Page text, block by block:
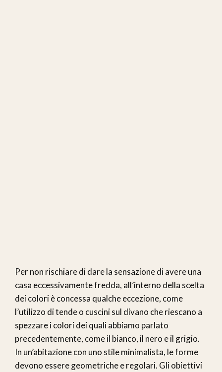
Per non rischiare di dare la sensazione di avere una
casa eccessivamente fredda, all’interno della scelta
dei colori è concessa qualche eccezione, come
l’utilizzo di tende o cuscini sul divano che riescano a
spezzare i colori dei quali abbiamo parlato
precedentemente, come il bianco, il nero e il grigio.
In un’abitazione con uno stile minimalista, le forme
devono essere geometriche e regolari. Gli obiettivi